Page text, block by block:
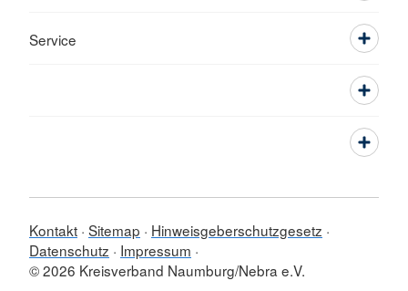
Service
Kontakt Sitemap
Hinweisgeberschutzgesetz
Datenschutz
Impressum
© 2026 Kreisverband Naumburg/Nebra e.V.